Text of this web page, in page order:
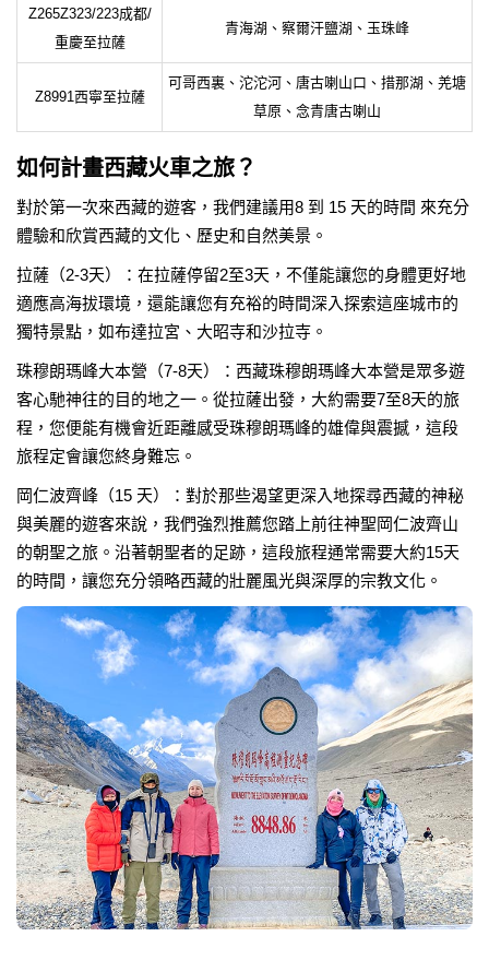
Z265Z323/223成都/
重慶至拉薩
青海湖、察爾汗鹽湖、玉珠峰
Z8991西寧至拉薩
可哥西裏、沱沱河、唐古喇山口、措那湖、羌塘
草原、念青唐古喇山
如何計畫西藏火車之旅？
對於第一次來西藏的遊客，我們建議用8 到 15 天的時間 來充分
體驗和欣賞西藏的文化、歷史和自然美景。
拉薩（2-3天）：在拉薩停留2至3天，不僅能讓您的身體更好地
適應高海拔環境，還能讓您有充裕的時間深入探索這座城市的
獨特景點，如布達拉宮、大昭寺和沙拉寺。
珠穆朗瑪峰大本營（7-8天）：西藏珠穆朗瑪峰大本營是眾多遊
客心馳神往的目的地之一。從拉薩出發，大約需要7至8天的旅
程，您便能有機會近距離感受珠穆朗瑪峰的雄偉與震撼，這段
旅程定會讓您終身難忘。
岡仁波齊峰（15 天）：對於那些渴望更深入地探尋西藏的神秘
與美麗的遊客來說，我們強烈推薦您踏上前往神聖岡仁波齊山
的朝聖之旅。沿著朝聖者的足跡，這段旅程通常需要大約15天
的時間，讓您充分領略西藏的壯麗風光與深厚的宗教文化。